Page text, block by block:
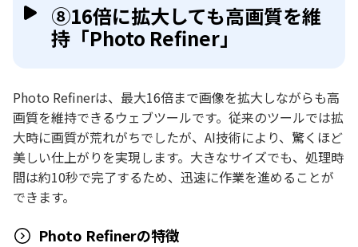
⑧16倍に拡大しても高画質を維
持「Photo Refiner」
Photo Refinerは、最大16倍まで画像を拡大しながらも高
画質を維持できるウェブツールです。従来のツールでは拡
大時に画質が荒れがちでしたが、AI技術により、驚くほど
美しい仕上がりを実現します。大きなサイズでも、処理時
間は約10秒で完了するため、迅速に作業を進めることが
できます。
Photo Refinerの特徴